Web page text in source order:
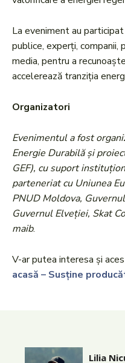
La eveniment au
publice, experți, companii,
media, pentru a
accelerează tranziția
Organizatori
Evenimentul a fost
Energie Durabilă și
GEF), cu suport
parteneriat cu Uniunea
PNUD Moldova,
Guvernul Elveției, Skat
maib.
V-ar putea interesa și
acasă – Susține
Lilia